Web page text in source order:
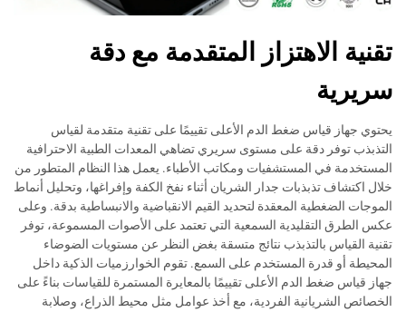
تقنية الاهتزاز المتقدمة مع دقة
سريرية
يحتوي جهاز قياس ضغط الدم الأعلى تقييمًا على تقنية متقدمة لقياس
التذبذب توفر دقة على مستوى سريري تضاهي المعدات الطبية الاحترافية
المستخدمة في المستشفيات ومكاتب الأطباء. يعمل هذا النظام المتطور من
خلال اكتشاف تذبذبات جدار الشريان أثناء نفخ الكفة وإفراغها، وتحليل أنماط
الموجات الضغطية المعقدة لتحديد القيم الانقباضية والانبساطية بدقة. وعلى
عكس الطرق التقليدية السمعية التي تعتمد على الأصوات المسموعة، توفر
تقنية القياس بالتذبذب نتائج متسقة بغض النظر عن مستويات الضوضاء
المحيطة أو قدرة المستخدم على السمع. تقوم الخوارزميات الذكية داخل
جهاز قياس ضغط الدم الأعلى تقييمًا بالمعايرة المستمرة للقياسات بناءً على
الخصائص الشريانية الفردية، مع أخذ عوامل مثل محيط الذراع، وصلابة